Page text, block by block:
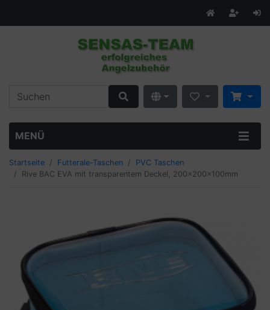
MENÜ
Startseite Futterale-Taschen
PVC Taschen
Rive BAC EVA mit transparentem Deckel, 200x200x100mm